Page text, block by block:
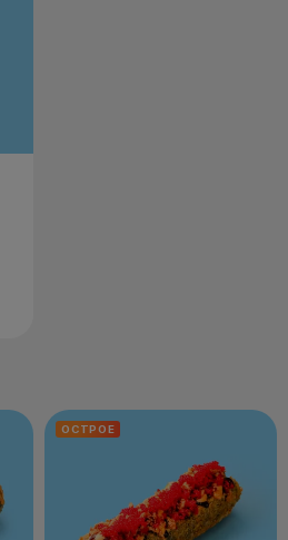
ОСТРОЕ